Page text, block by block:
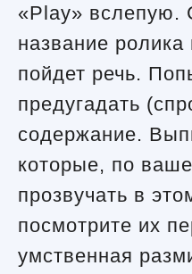
«Play» вслепую.
название
пойдет речь.
предугадать
содержание.
которые, по
прозвучать в
посмотрите их
умственная